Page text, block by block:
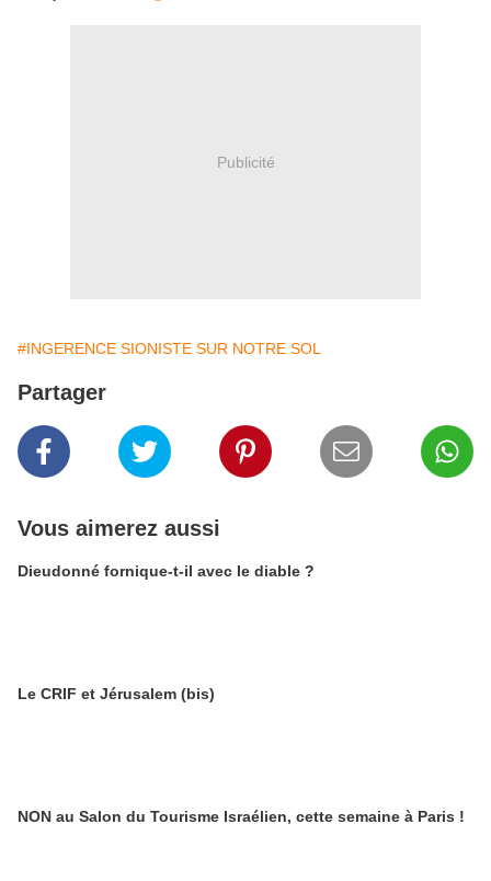
Publicité
#INGERENCE SIONISTE SUR NOTRE SOL
Partager
Vous aimerez aussi
Dieudonné fornique-t-il avec le diable ?
Le CRIF et Jérusalem (bis)
NON au Salon du Tourisme Israélien, cette semaine à Paris !